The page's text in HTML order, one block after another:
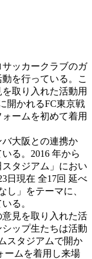
ッカークラブのガ
を行っている。こ
取り入れた活動用
開かれるFC東京戦
ームを初めて着用
大阪との連携か
る。2016 年から
タジアム」におい
日現在 全17回 延べ
し」をテーマに、
る。
見を取り入れた活
ップ生たちは活動
スタジアムで開か
ームを着用し来場